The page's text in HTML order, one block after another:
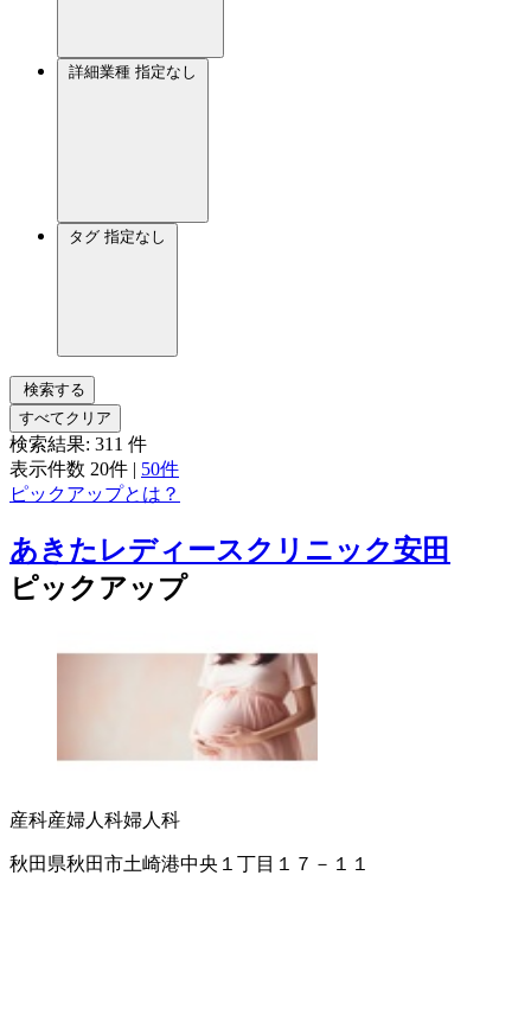
詳細業種 指定なし
タグ 指定なし
検索する
すべてクリア
検索結果: 311 件
表示件数 20件 | 50件
ピックアップとは？
あきたレディースクリニック安田
ピックアップ
産科産婦人科婦人科
秋田県秋田市土崎港中央１丁目１７－１１